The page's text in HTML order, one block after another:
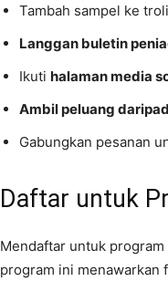
Tambah sampel ke
Langgan buletin
Ikuti halaman media
Ambil peluang
Gabungkan pesanan
Daftar untuk
Mendaftar untuk
program ini menawarkan